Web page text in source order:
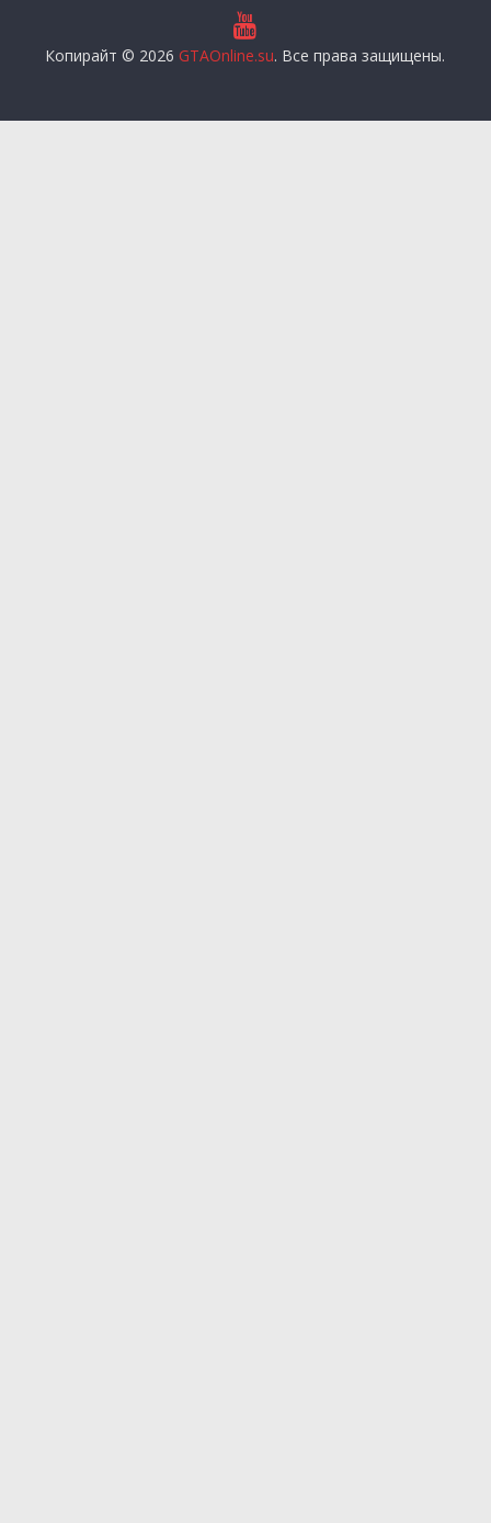
Копирайт © 2026 GTAOnline.su. Все права защищены.